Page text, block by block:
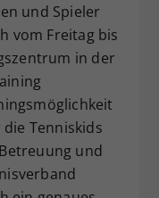
und Spieler
vom Freitag bis
in der
Tenniskids
und
Ihre Consent-
anderem eine
für die
Ihrer
falls der
dies eingestellt